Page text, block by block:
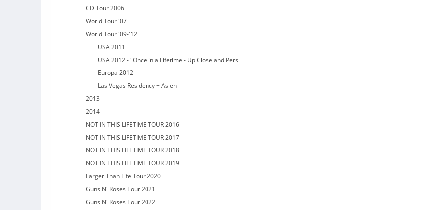
CD Tour 2006
World Tour '07
World Tour '09-'12
USA 2011
USA 2012 - "Once in a Lifetime - Up Close and Pers
Europa 2012
Las Vegas Residency + Asien
2013
2014
NOT IN THIS LIFETIME TOUR 2016
NOT IN THIS LIFETIME TOUR 2017
NOT IN THIS LIFETIME TOUR 2018
NOT IN THIS LIFETIME TOUR 2019
Larger Than Life Tour 2020
Guns N' Roses Tour 2021
Guns N' Roses Tour 2022